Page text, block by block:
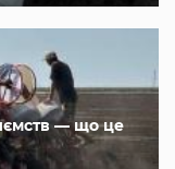
— що це